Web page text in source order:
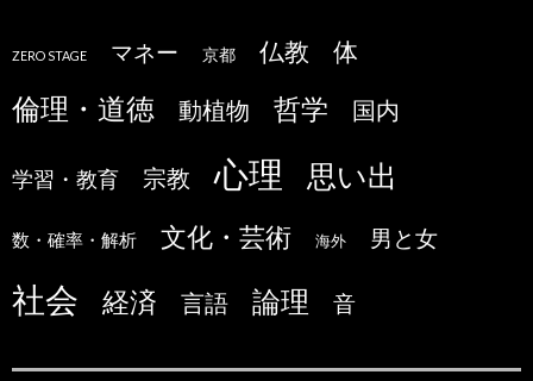
ZERO STAGE マネー 京都 仏教 体
倫理・道徳 動植物 哲学 国内
学習・教育 宗教 心理 思い出
数・確率・解析 文化・芸術 海外 男と女
社会 経済 言語 論理 音